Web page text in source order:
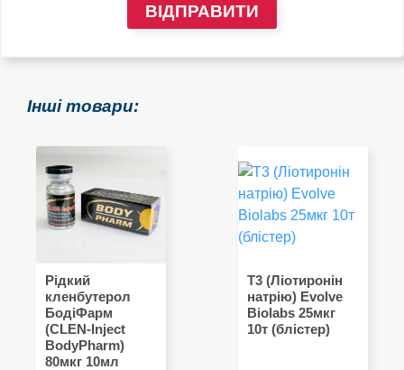
ВІДПРАВИТИ
Інші товари:
Рідкий
кленбутерол
БодіФарм
(CLEN-Inject
BodyPharm)
80мкг 10мл
Т3 (Ліотиронін
натрію) Evolve
Biolabs 25мкг
10т (блістер)